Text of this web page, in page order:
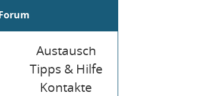
Austausch
Tipps & Hilfe
Kontakte